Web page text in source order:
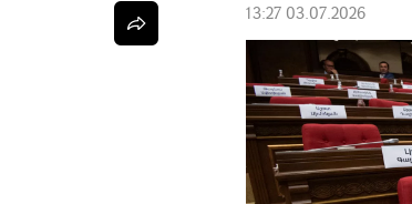
13:27 03.07.2026